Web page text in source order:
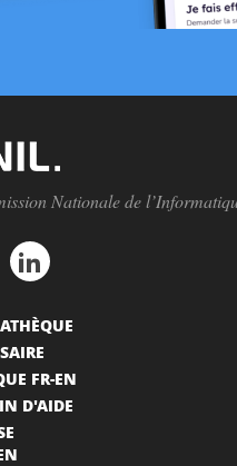
Nationale de
FR-EN
D'AIDE